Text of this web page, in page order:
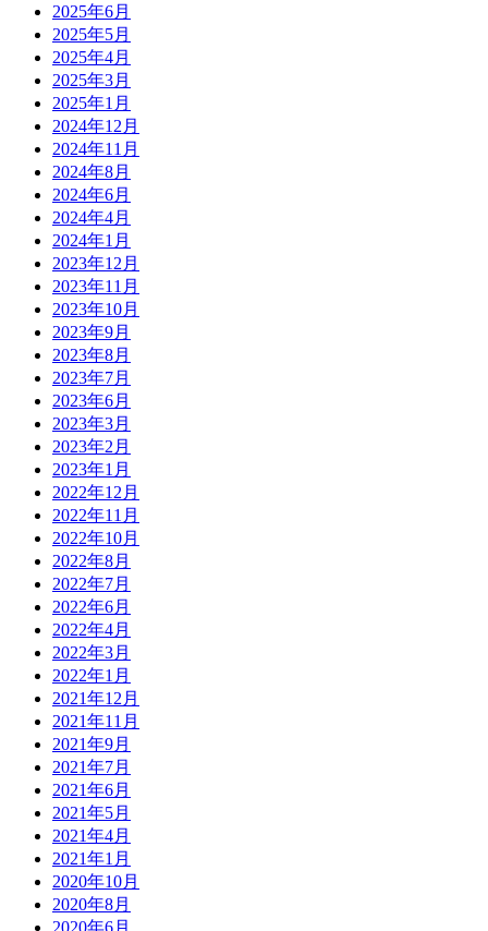
2025年6月
2025年5月
2025年4月
2025年3月
2025年1月
2024年12月
2024年11月
2024年8月
2024年6月
2024年4月
2024年1月
2023年12月
2023年11月
2023年10月
2023年9月
2023年8月
2023年7月
2023年6月
2023年3月
2023年2月
2023年1月
2022年12月
2022年11月
2022年10月
2022年8月
2022年7月
2022年6月
2022年4月
2022年3月
2022年1月
2021年12月
2021年11月
2021年9月
2021年7月
2021年6月
2021年5月
2021年4月
2021年1月
2020年10月
2020年8月
2020年6月